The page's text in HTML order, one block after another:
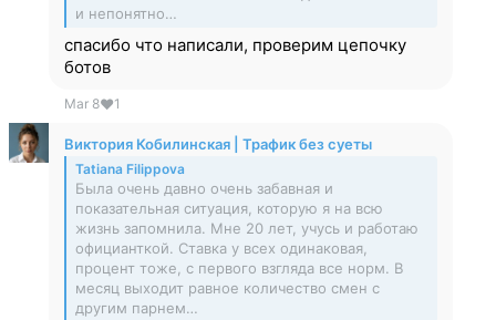
и непонятно…
спасибо что написали, проверим цепочку
ботов
Mar 8❤1
Виктория Кобилинская | Трафик без суеты
Tatiana Filippova
Была очень давно очень забавная и
показательная ситуация, которую я на всю
жизнь запомнила. Мне 20 лет, учусь и работаю
официанткой. Ставка у всех одинаковая,
процент тоже, с первого взгляда все норм. В
месяц выходит равное количество смен с
другим парнем…